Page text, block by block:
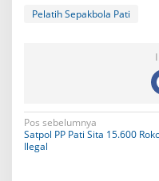
Pelatih Sepakbola Pati
N
a
Pos sebelumnya
Satpol PP Pati Sita 15.600
Ilegal